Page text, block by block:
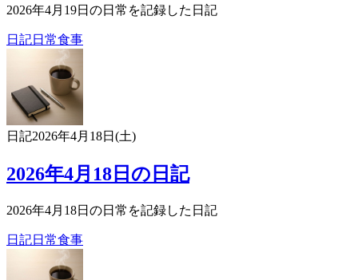
2026年4月19日の日常を記録した日記
日記日常食事
日記2026年4月18日(土)
2026年4月18日の日記
2026年4月18日の日常を記録した日記
日記日常食事